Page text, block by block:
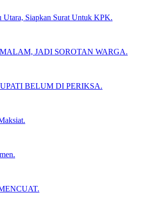
Utara, Siapkan Surat Untuk KPK.
JADI SOROTAN WARGA.
BELUM DI PERIKSA.